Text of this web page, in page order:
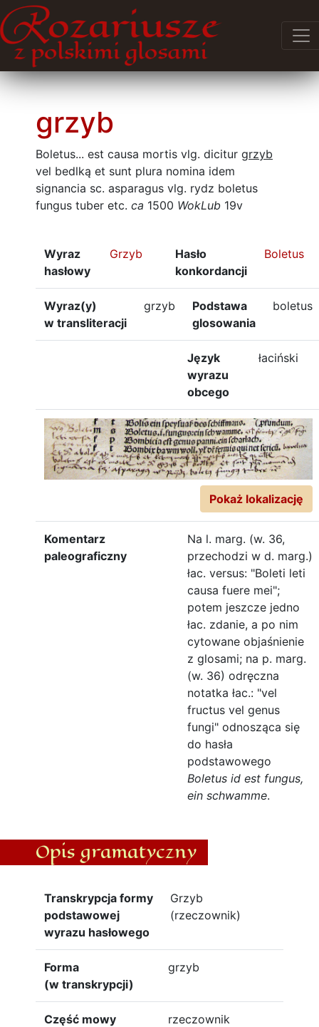
grzyb
Boletus... est causa mortis vlg. dicitur grzyb
vel bedlką et sunt plura nomina idem
signancia sc. asparagus vlg. rydz boletus
fungus tuber etc. ca 1500 WokLub 19v
Wyraz
hasłowy
Grzyb
Hasło
konkordancji
Boletus
Wyraz(y)
w transliteracji
grzyb
Podstawa
glosowania
boletus
Język
wyrazu
obcego
łaciński
Pokaż lokalizację
Komentarz
paleograficzny
Na l. marg. (w. 36,
przechodzi w d. marg.)
łac. versus: "Boleti leti
causa fuere mei";
potem jeszcze jedno
łac. zdanie, a po nim
cytowane objaśnienie
z glosami; na p. marg.
(w. 36) odręczna
notatka łac.: "vel
fructus vel genus
fungi" odnosząca się
do hasła
podstawowego
Boletus id est fungus,
ein schwamme.
Opis gramatyczny
Transkrypcja formy
podstawowej
wyrazu hasłowego
Grzyb
(rzeczownik)
Forma
(w transkrypcji)
grzyb
Część mowy rzeczownik